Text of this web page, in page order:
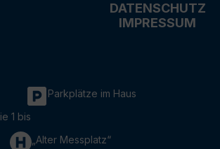
DATENSCHUTZ
IMPRESSUM
Parkplätze im Haus
1 bis
„Alter Messplatz“